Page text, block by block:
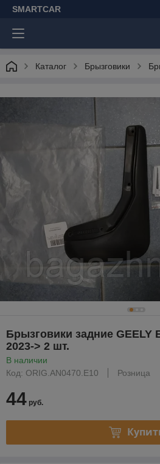
SMARTCAR
Каталог Брызговики
Брызговики задние GEELY
2023-> 2 шт.
В наличии
Код: ORIG.AN0470.E10
Розница
44 руб.